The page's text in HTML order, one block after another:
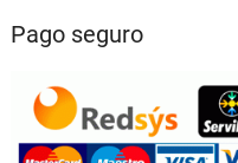
Pago seguro